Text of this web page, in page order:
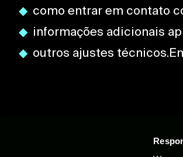
como entrar em contato
informações adicionais
outros ajustes